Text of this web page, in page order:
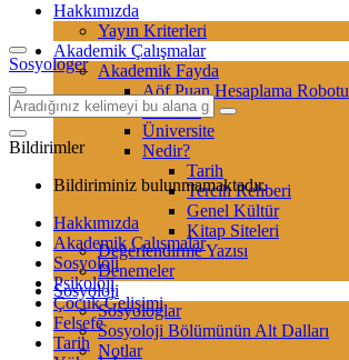
Hakkımızda
Yayın Kriterleri
Akademik Çalışmalar
Akademik Fayda
Aöf Puan Hesaplama Robotu
Sertifika
Üniversite
Nedir?
Tarih
Tercih Rehberi
Genel Kültür
Kitap Siteleri
Değerlendirme Yazısı
Denemeler
Sosyoloji
Sosyologlar
Sosyoloji Bölümünün Alt Dalları
Notlar
Sosyologer
Bildirimler
Bildiriminiz bulunmamaktadır.
Hakkımızda
Akademik Çalışmalar
Sosyoloji
Psikoloji
Çocuk Gelişimi
Felsefe
Tarih